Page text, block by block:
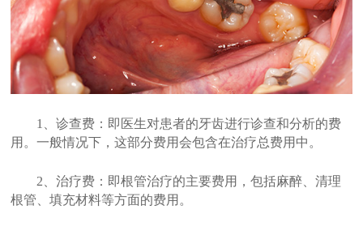
1、诊查费：即医生对患者的牙齿进行诊查和分析的费
用。一般情况下，这部分费用会包含在治疗总费用中。
2、治疗费：即根管治疗的主要费用，包括麻醉、清理
根管、填充材料等方面的费用。